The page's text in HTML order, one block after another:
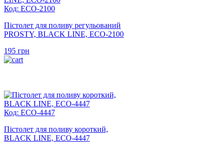
Код: ECO-2100
Пістолет для поливу регульований
PROSTY, BLACK LINE, ECO-2100
195 грн
Код: ECO-4447
Пістолет для поливу короткий,
BLACK LINE, ECO-4447